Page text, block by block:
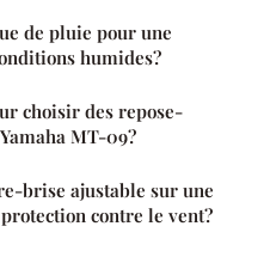
de pluie pour une
humides?
choisir des repose-
MT-09?
brise ajustable sur une
contre le vent?